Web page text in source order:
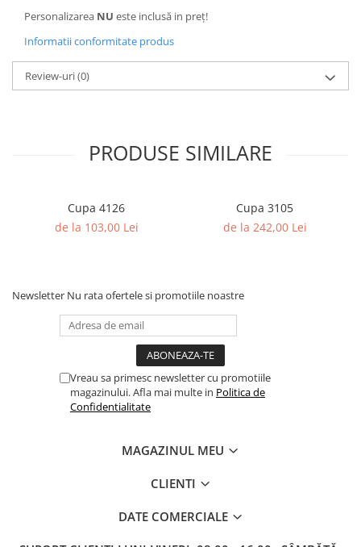
Trofee Outlet
Figurine Outlet
Personalizari
Tematica Tricolor
Personalizarea NU este inclusă in preț!
Informatii conformitate produs
Review-uri(0)
PRODUSE SIMILARE
Cupa 4126
de la 103,00 Lei
Cupa 3105
de la 242,00 Lei
Newsletter Nu rata ofertele si promotiile noastre
Vreau sa primesc newsletter cu promotiile
magazinului. Afla mai multe in Politica de
Confidentialitate
MAGAZINUL MEU
CLIENTI
DATE COMERCIALE